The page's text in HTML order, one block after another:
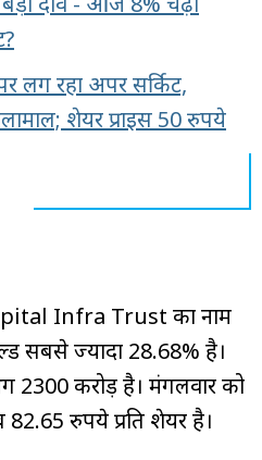
लग रहा अपर सर्किट,
शेयर प्राइस 50 रुपये
Infra Trust का नाम
सबसे ज्यादा 28.68% है।
करोड़ है। मंगलवार को
रुपये प्रति शेयर है।